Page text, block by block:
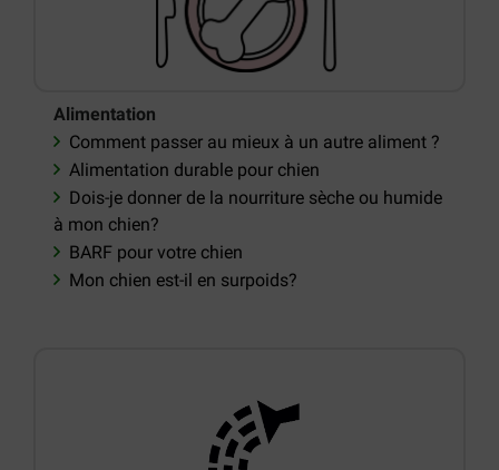
Alimentation
Comment passer au mieux à un autre aliment ?
Alimentation durable pour chien
Dois-je donner de la nourriture sèche ou humide
à mon chien?
BARF pour votre chien
Mon chien est-il en surpoids?